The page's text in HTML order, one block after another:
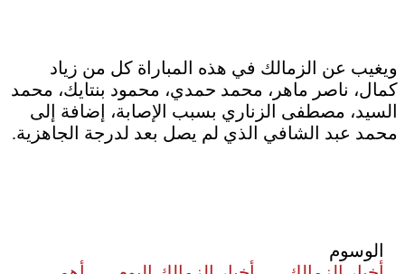
ويغيب عن الزمالك في هذه المباراة كل من زياد
كمال، ناصر ماهر، محمد حمدي، محمود بنتايك، محمد
السيد، مصطفى الزناري بسبب الإصابة، إضافة إلى
محمد عبد الشافي الذي لم يصل بعد لدرجة الجاهزية.
الوسوم